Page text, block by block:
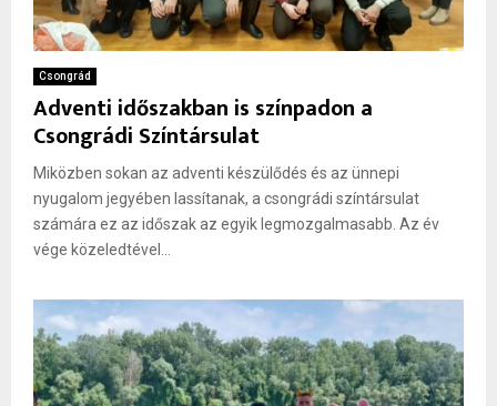
Csongrád
Adventi időszakban is színpadon a
Csongrádi Színtársulat
Miközben sokan az adventi készülődés és az ünnepi
nyugalom jegyében lassítanak, a csongrádi színtársulat
számára ez az időszak az egyik legmozgalmasabb. Az év
vége közeledtével...